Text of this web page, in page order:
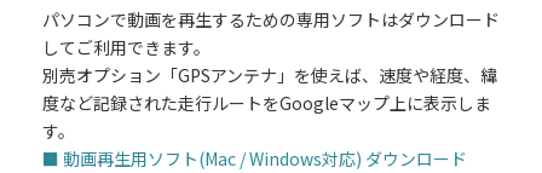
パソコンで動画を再生するための専用ソフトはダウンロード
してご利用できます。
別売オプション「GPSアンテナ」を使えば、速度や経度、緯
度など記録された走行ルートをGoogleマップ上に表示しま
す。
■ 動画再生用ソフト(Mac / Windows対応) ダウンロード